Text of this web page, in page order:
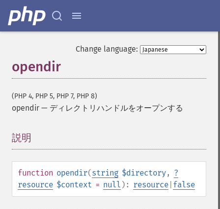
Change language:
opendir
(PHP 4, PHP 5, PHP 7, PHP 8)
opendir — ディレクトリハンドルをオープンする
説明
function opendir(string $directory, ?
resource $context = null ): resource false